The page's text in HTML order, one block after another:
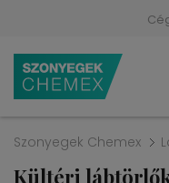
Szonyegek Chemex
Kültéri